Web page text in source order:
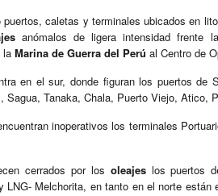
caletas y terminales ubicados en
anómalos de ligera intensidad frente
la Marina de Guerra del Perú al Centro de
en el sur, donde figuran los puertos
Sagua, Tanaka, Chala, Puerto Viejo, Atico,
inoperativos los terminales
cerrados por los oleajeslos puertos
LNG- Melchorita, en tanto en el norte